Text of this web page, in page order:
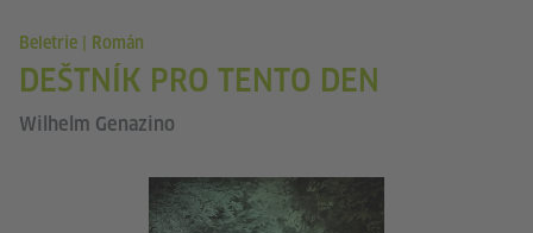
Beletrie | Román
DEŠTNÍK PRO TENTO DEN
Wilhelm Genazino